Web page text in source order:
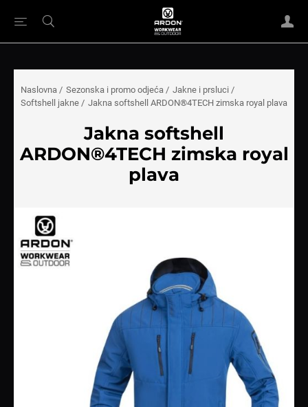
Naslovna / Sezonska i promo odjeća / Jakne i prsluci /
Softshell jakne / Jakna softshell ARDON®4TECH zimska royal plava
Jakna softshell
ARDON®4TECH zimska royal
plava